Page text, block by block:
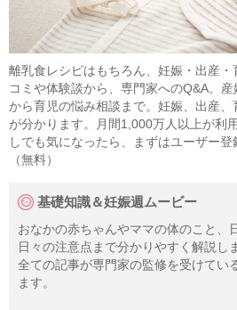
離乳食レシピはもちろん、妊娠・出産
コミや体験談から、専門家へのQ&A。
から育児の悩み相談まで。妊娠、出産
が分かります。月間1,000万人以上が利
しでも気になったら、まずはユーザー登
（無料）
基礎知識＆妊娠週ムービー
おなかの赤ちゃんやママの体のこと、
日々の注意点まで分かりやすく解説し
全ての記事が専門家の監修を受けてい
ます。